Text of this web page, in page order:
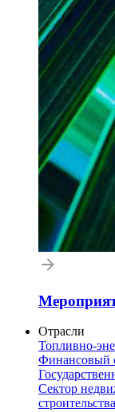
Отрасли
Топливно-
Финансовый
Сектор
строительства